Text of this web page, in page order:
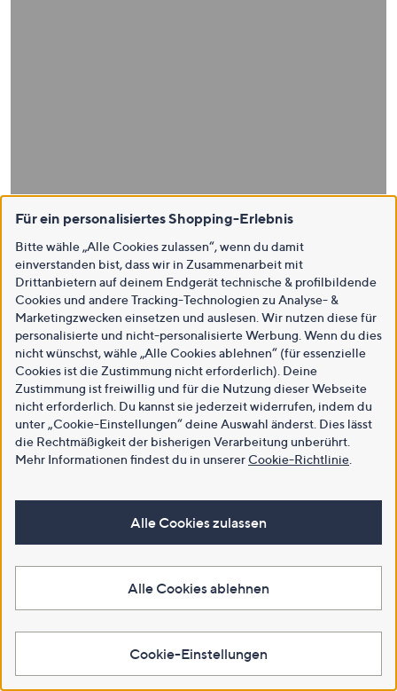
Für ein personalisiertes Shopping-Erlebnis
Bitte wähle „Alle Cookies zulassen“, wenn du damit
einverstanden bist, dass wir in Zusammenarbeit mit
Drittanbietern auf deinem Endgerät technische & profilbildende
Cookies und andere Tracking-Technologien zu Analyse- &
Marketingzwecken einsetzen und auslesen. Wir nutzen diese für
personalisierte und nicht-personalisierte Werbung. Wenn du dies
nicht wünschst, wähle „Alle Cookies ablehnen“ (für essenzielle
Cookies ist die Zustimmung nicht erforderlich). Deine
Zustimmung ist freiwillig und für die Nutzung dieser Webseite
nicht erforderlich. Du kannst sie jederzeit widerrufen, indem du
unter „Cookie-Einstellungen“ deine Auswahl änderst. Dies lässt
die Rechtmäßigkeit der bisherigen Verarbeitung unberührt.
Mehr Informationen findest du in unsererCookie-Richtlinie
Alle Cookies zulassen
Alle Cookies ablehnen
Cookie-Einstellungen